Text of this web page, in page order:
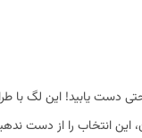
دست یابید! این لگ با
این انتخاب را از دست